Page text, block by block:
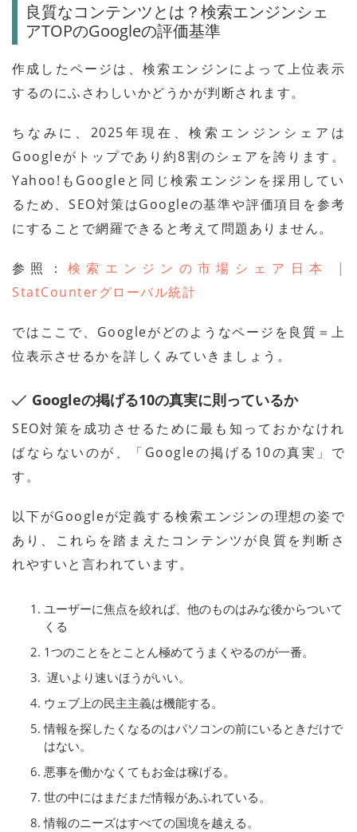
良質なコンテンツとは？検索エンジンシェ
アTOPのGoogleの評価基準
作成したページは、検索エンジンによって上位表示
するのにふさわしいかどうかが判断されます。
ちなみに、2025年現在、検索エンジンシェアは
Googleがトップであり約8割のシェアを誇ります。
Yahoo!もGoogleと同じ検索エンジンを採用してい
るため、SEO対策はGoogleの基準や評価項目を参考
にすることで網羅できると考えて問題ありません。
参照： 検索エンジンの市場シェア日本 |
StatCounterグローバル統計
ではここで、Googleがどのようなページを良質＝上
位表示させるかを詳しくみていきましょう。
Googleの掲げる10の真実に則っているか
SEO対策を成功させるために最も知っておかなけれ
ばならないのが、「Googleの掲げる10の真実」で
す。
以下がGoogleが定義する検索エンジンの理想の姿で
あり、これらを踏まえたコンテンツが良質を判断さ
れやすいと言われています。
ユーザーに焦点を絞れば、他のものはみな後からついて
くる
1つのことをとことん極めてうまくやるのが一番。
遅いより速いほうがいい。
ウェブ上の民主主義は機能する。
情報を探したくなるのはパソコンの前にいるときだけで
はない。
悪事を働かなくてもお金は稼げる。
世の中にはまだまだ情報があふれている。
情報のニーズはすべての国境を越える。